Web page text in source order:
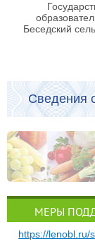
Беседский
Сведения
МЕРЫ
https://lenobl.ru/